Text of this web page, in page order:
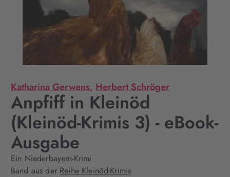
Katharina Gerwens, Herbert Schröger
Anpfiff in Kleinöd
(Kleinöd-Krimis 3) - eBook-
Ausgabe
Ein Niederbayern-Krimi
Band aus der Reihe Kleinöd-Krimis